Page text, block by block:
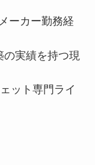
ーカー勤務経
の実績を持つ現
ット専門ライ